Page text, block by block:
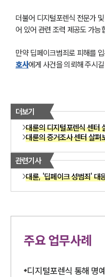
더불어 디지털포렌식 전문가
어 있어 관련 조력 제공도 가능
만약 딥페이크범죄로 피해를
호사에게 사건을 의뢰해 주시
더보기
대륜의 디지털포렌식 센터
대륜의 증거조사 센터 살펴
관련기사
대륜, '딥페이크 성범죄' 대
주요 업무사례
디지털포렌식 통해 명